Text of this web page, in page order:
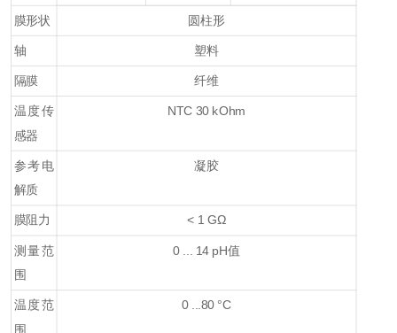
膜形状 圆柱形
轴 塑料
隔膜 纤维
温度传
感器
NTC 30 kOhm
参考电
解质
凝胶
膜阻力 < 1 GΩ
测量范
围
0 ... 14 pH值
温度范
围
0 ...80 °C